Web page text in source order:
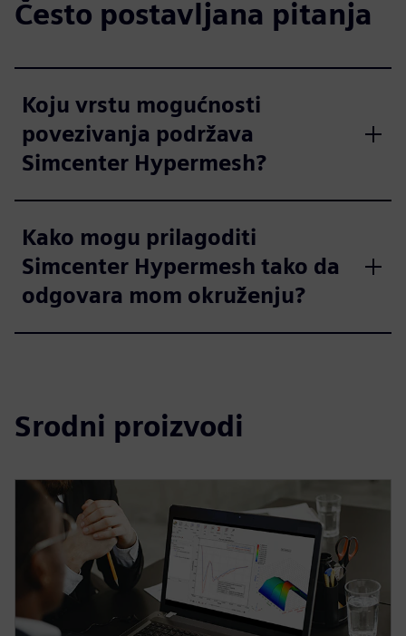
Često postavljana pitanja
Koju vrstu mogućnosti
povezivanja podržava
Simcenter Hypermesh?
Kako mogu prilagoditi
Simcenter Hypermesh tako da
odgovara mom okruženju?
Srodni proizvodi